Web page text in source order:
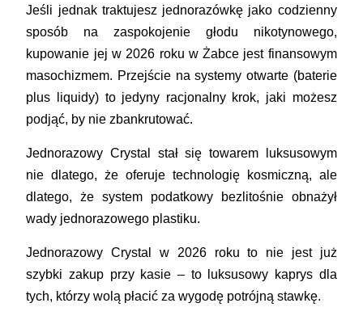
Jeśli jednak traktujesz jednorazówkę jako codzienny
sposób na zaspokojenie głodu nikotynowego,
kupowanie jej w 2026 roku w Żabce jest finansowym
masochizmem. Przejście na systemy otwarte (baterie
plus liquidy) to jedyny racjonalny krok, jaki możesz
podjąć, by nie zbankrutować.
Jednorazowy Crystal stał się towarem luksusowym
nie dlatego, że oferuje technologię kosmiczną, ale
dlatego, że system podatkowy bezlitośnie obnażył
wady jednorazowego plastiku.
Jednorazowy Crystal w 2026 roku to nie jest już
szybki zakup przy kasie – to luksusowy kaprys dla
tych, którzy wolą płacić za wygodę potrójną stawkę.